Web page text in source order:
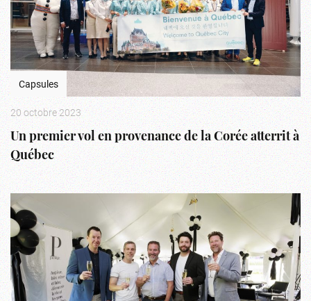
Capsules
20 octobre 2023
Un premier vol en provenance de la Corée atterrit à
Québec